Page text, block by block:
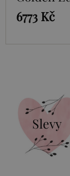
6773 Kč
Slevy